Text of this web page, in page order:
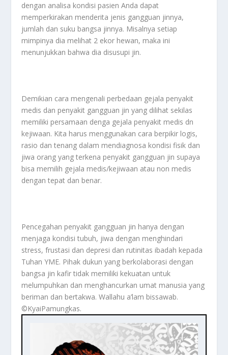
dengan analisa kondisi pasien Anda dapat
memperkirakan menderita jenis gangguan jinnya,
jumlah dan suku bangsa jinnya. Misalnya setiap
mimpinya dia melihat 2 ekor hewan, maka ini
menunjukkan bahwa dia disusupi jin.
Demikian cara mengenali perbedaan gejala penyakit
medis dan penyakit gangguan jin yang dilihat sekilas
memiliki persamaan denga gejala penyakit medis dn
kejiwaan. Kita harus menggunakan cara berpikir logis,
rasio dan tenang dalam mendiagnosa kondisi fisik dan
jiwa orang yang terkena penyakit gangguan jin supaya
bisa memilih gejala medis/kejiwaan atau non medis
dengan tepat dan benar.
Pencegahan penyakit gangguan jin hanya dengan
menjaga kondisi tubuh, jiwa dengan menghindari
stress, frustasi dan depresi dan rutinitas ibadah kepada
Tuhan YME. Pihak dukun yang berkolaborasi dengan
bangsa jin kafir tidak memiliki kekuatan untuk
melumpuhkan dan menghancurkan umat manusia yang
beriman dan bertakwa. Wallahu a’lam bissawab.
©️KyaiPamungkas.